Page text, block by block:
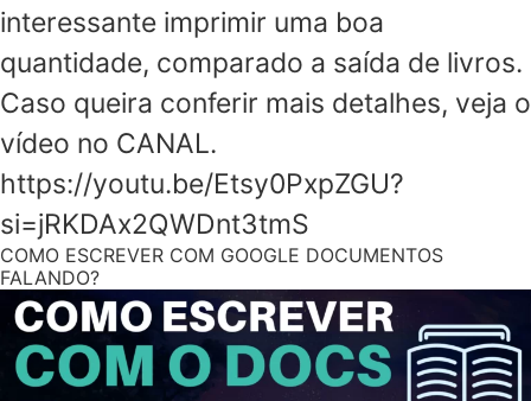
interessante imprimir uma boa
quantidade, comparado a saída de livros.
Caso queira conferir mais detalhes, veja o
vídeo no CANAL.
https://youtu.be/Etsy0PxpZGU?
si=jRKDAx2QWDnt3tmS
COMO ESCREVER COM GOOGLE DOCUMENTOS
FALANDO?